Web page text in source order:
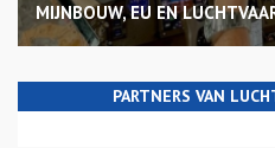
MIJNBOUW, EU EN
PARTNERS VAN